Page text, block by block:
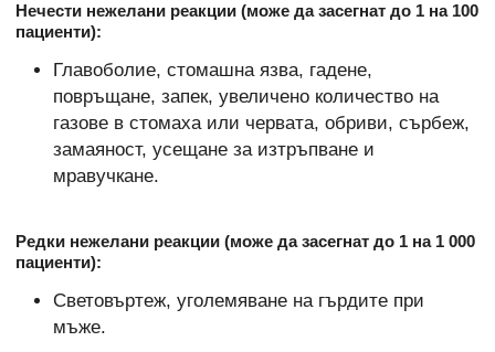
Нечести нежелани реакции (може да засегнат до 1 на 100
пациенти):
Главоболие, стомашна язва, гадене,
повръщане, запек, увеличено количество на
газове в стомаха или червата, обриви, сърбеж,
замаяност, усещане за изтръпване и
мравучкане.
Редки нежелани реакции (може да засегнат до 1 на 1 000
пациенти):
Световъртеж, уголемяване на гърдите при
мъже.